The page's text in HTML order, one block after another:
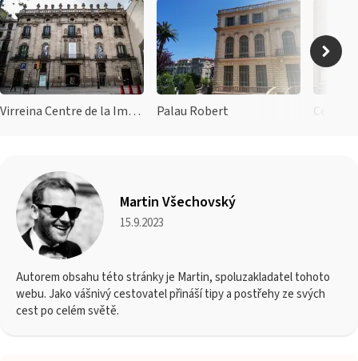
Virreina Centre de la Imatge Palau Robert Centre
Martin Všechovský
15.9.2023
Autorem obsahu této stránky je Martin, spoluzakladatel tohoto
webu. Jako vášnivý cestovatel přináší tipy a postřehy ze svých
cest po celém světě.